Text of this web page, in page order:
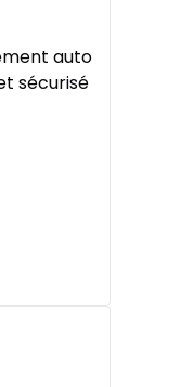
auto
sécurisé